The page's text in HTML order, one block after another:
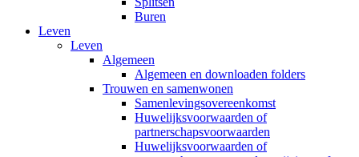
Buren
Leven
Leven
Algemeen
Algemeen en downloaden folders
Trouwen en samenwonen
Samenlevingsovereenkomst
Huwelijksvoorwaarden of
partnerschapsvoorwaarden
Huwelijksvoorwaarden of